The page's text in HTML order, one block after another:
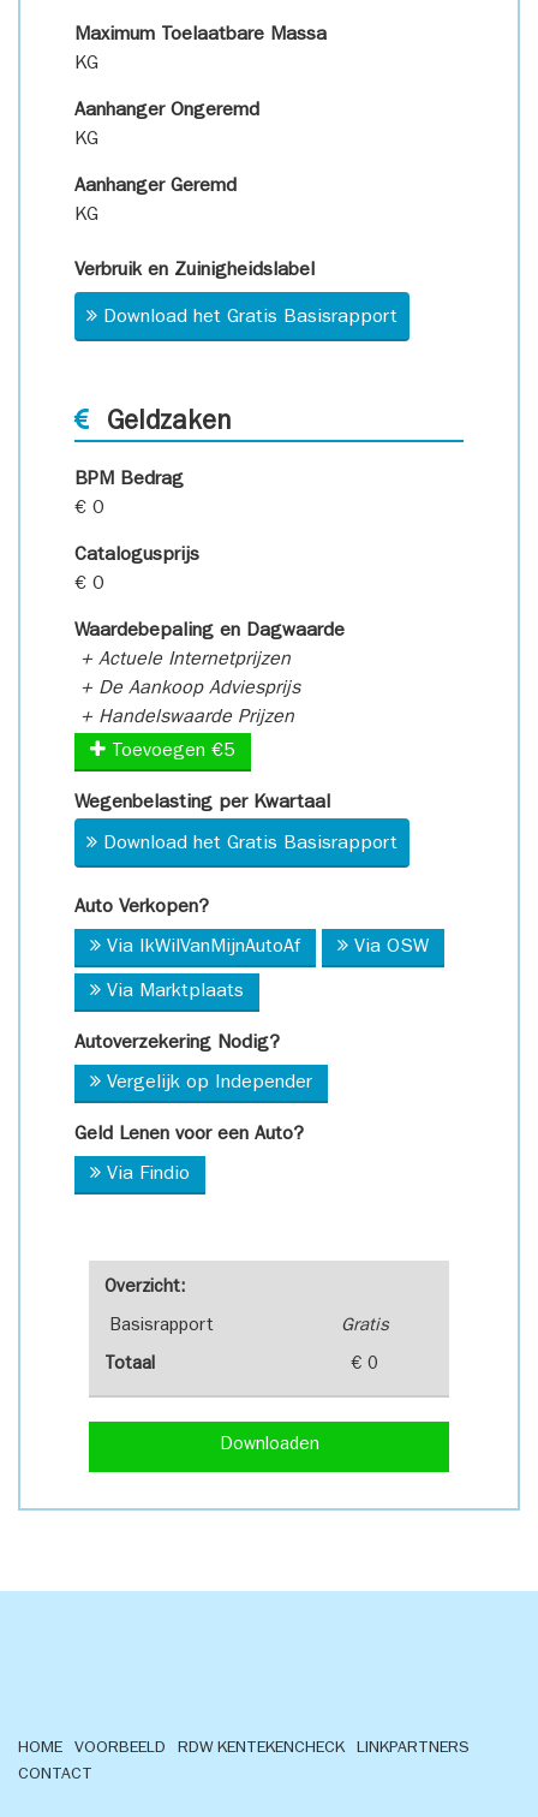
Overzicht:
Basisrapport Gratis
Totaal € 0
Downloaden
Maximum Toelaatbare Massa
KG
Aanhanger Ongeremd
KG
Aanhanger Geremd
KG
Verbruik en Zuinigheidslabel
Download het Gratis Basisrapport
Geldzaken
BPM Bedrag
€ 0
Catalogusprijs
€ 0
Waardebepaling en Dagwaarde
+ Actuele Internetprijzen
+ De Aankoop Adviesprijs
+ Handelswaarde Prijzen
Toevoegen €5
Wegenbelasting per Kwartaal
Download het Gratis Basisrapport
Auto Verkopen?
Via IkWilVanMijnAutoAf Via OSW
Via Marktplaats
Autoverzekering Nodig?
Vergelijk op Independer
Geld Lenen voor een Auto?
Via Findio
HOME VOORBEELD RDW KENTEKENCHECK
LINKPARTNERS
CONTACT